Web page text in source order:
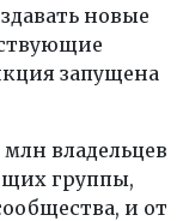
новые
запущена
владельцев
группы,
и от